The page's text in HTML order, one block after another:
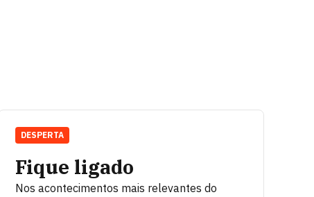
Fique ligado
Nos acontecimentos mais relevantes do
DESPERTA